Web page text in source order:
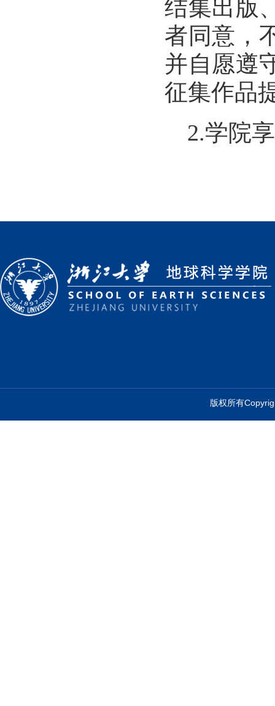
结集出版
者同意，
并自愿遵
征集作品
2.学院
版权所有